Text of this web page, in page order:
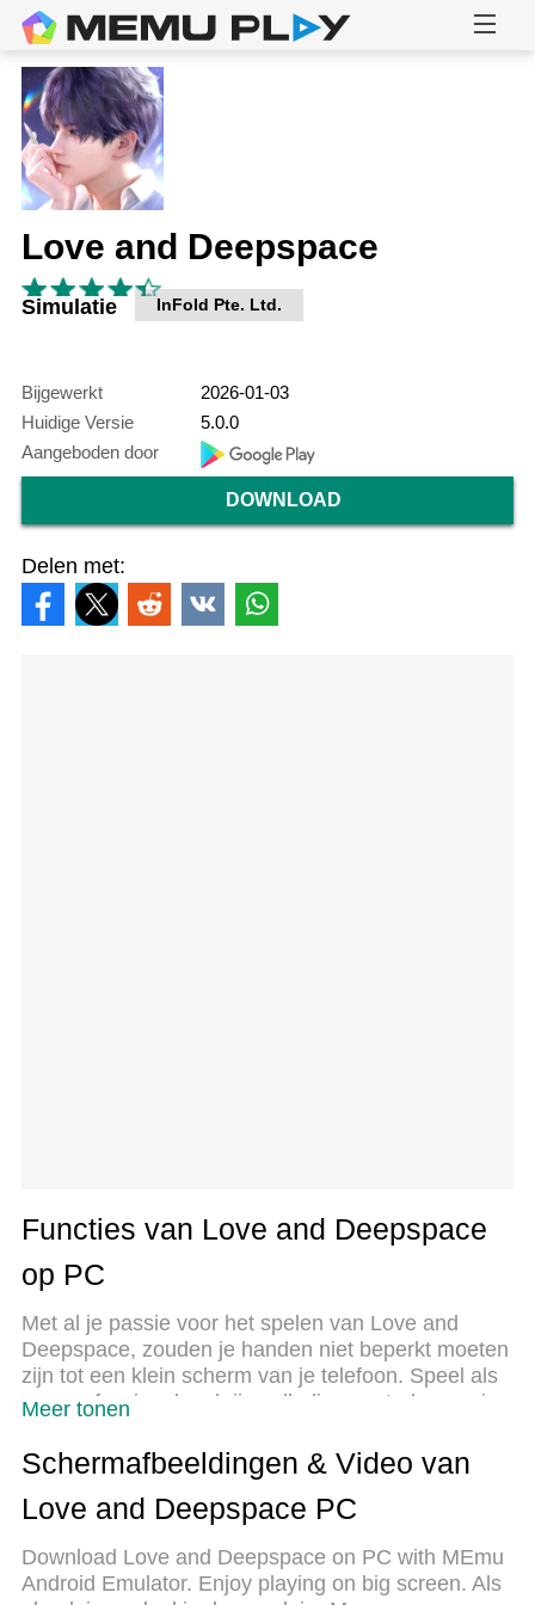
Love and Deepspace
Simulatie InFold Pte. Ltd.
Bijgewerkt
2026-01-03
Huidige Versie
5.0.0
Aangeboden door
DOWNLOAD
Delen met:
Functies van Love and Deepspace
op PC
Met al je passie voor het spelen van Love and
Deepspace, zouden je handen niet beperkt moeten
zijn tot een klein scherm van je telefoon. Speel als
een professional en krijg volledige controle over je
wat je verwacht. Download en speel Love and
Deepspace op PC. Speel zo lang als je wilt, geen
beperkingen meer van batterij, mobiele data en
beste keuze om Love and Deepspace op PC te
spelen. Voorbereid met onze expertise, maakt het
Meer tonen
Schermafbeeldingen & Video van
Love and Deepspace PC
Download Love and Deepspace on PC with MEmu
Android Emulator. Enjoy playing on big screen. Als